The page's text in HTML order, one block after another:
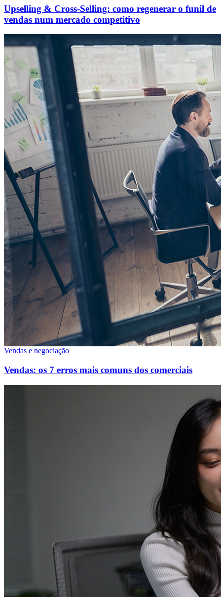
Upselling & Cross-Selling: como regenerar o funil de
vendas num mercado competitivo
Vendas e negociação
Vendas: os 7 erros mais comuns dos comerciais